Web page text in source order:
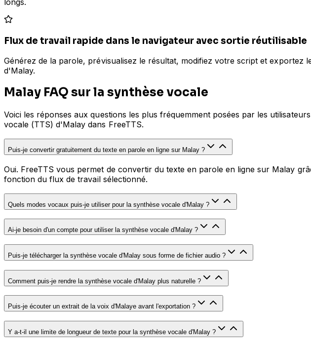
longs.
Flux de travail rapide dans le navigateur avec sortie réutilisable
Générez de la parole, prévisualisez le résultat, modifiez votre script et
d'Malay.
Malay FAQ sur la synthèse vocale
Voici les réponses aux questions les plus fréquemment posées par les
vocale (TTS) d'Malay dans FreeTTS.
Puis-je convertir gratuitement du texte en parole en ligne sur Malay ?
Oui. FreeTTS vous permet de convertir du texte en parole en ligne sur Malay
fonction du flux de travail sélectionné.
Quels modes vocaux puis-je utiliser pour la synthèse vocale d'Malay ?
Ai-je besoin d'un compte pour utiliser la synthèse vocale d'Malay ?
Puis-je télécharger la synthèse vocale d'Malay sous forme de fichier audio ?
Comment puis-je rendre la synthèse vocale d'Malay plus naturelle ?
Puis-je écouter un extrait de la voix d'Malaye avant l'exportation ?
Y a-t-il une limite de longueur de texte pour la synthèse vocale d'Malay ?